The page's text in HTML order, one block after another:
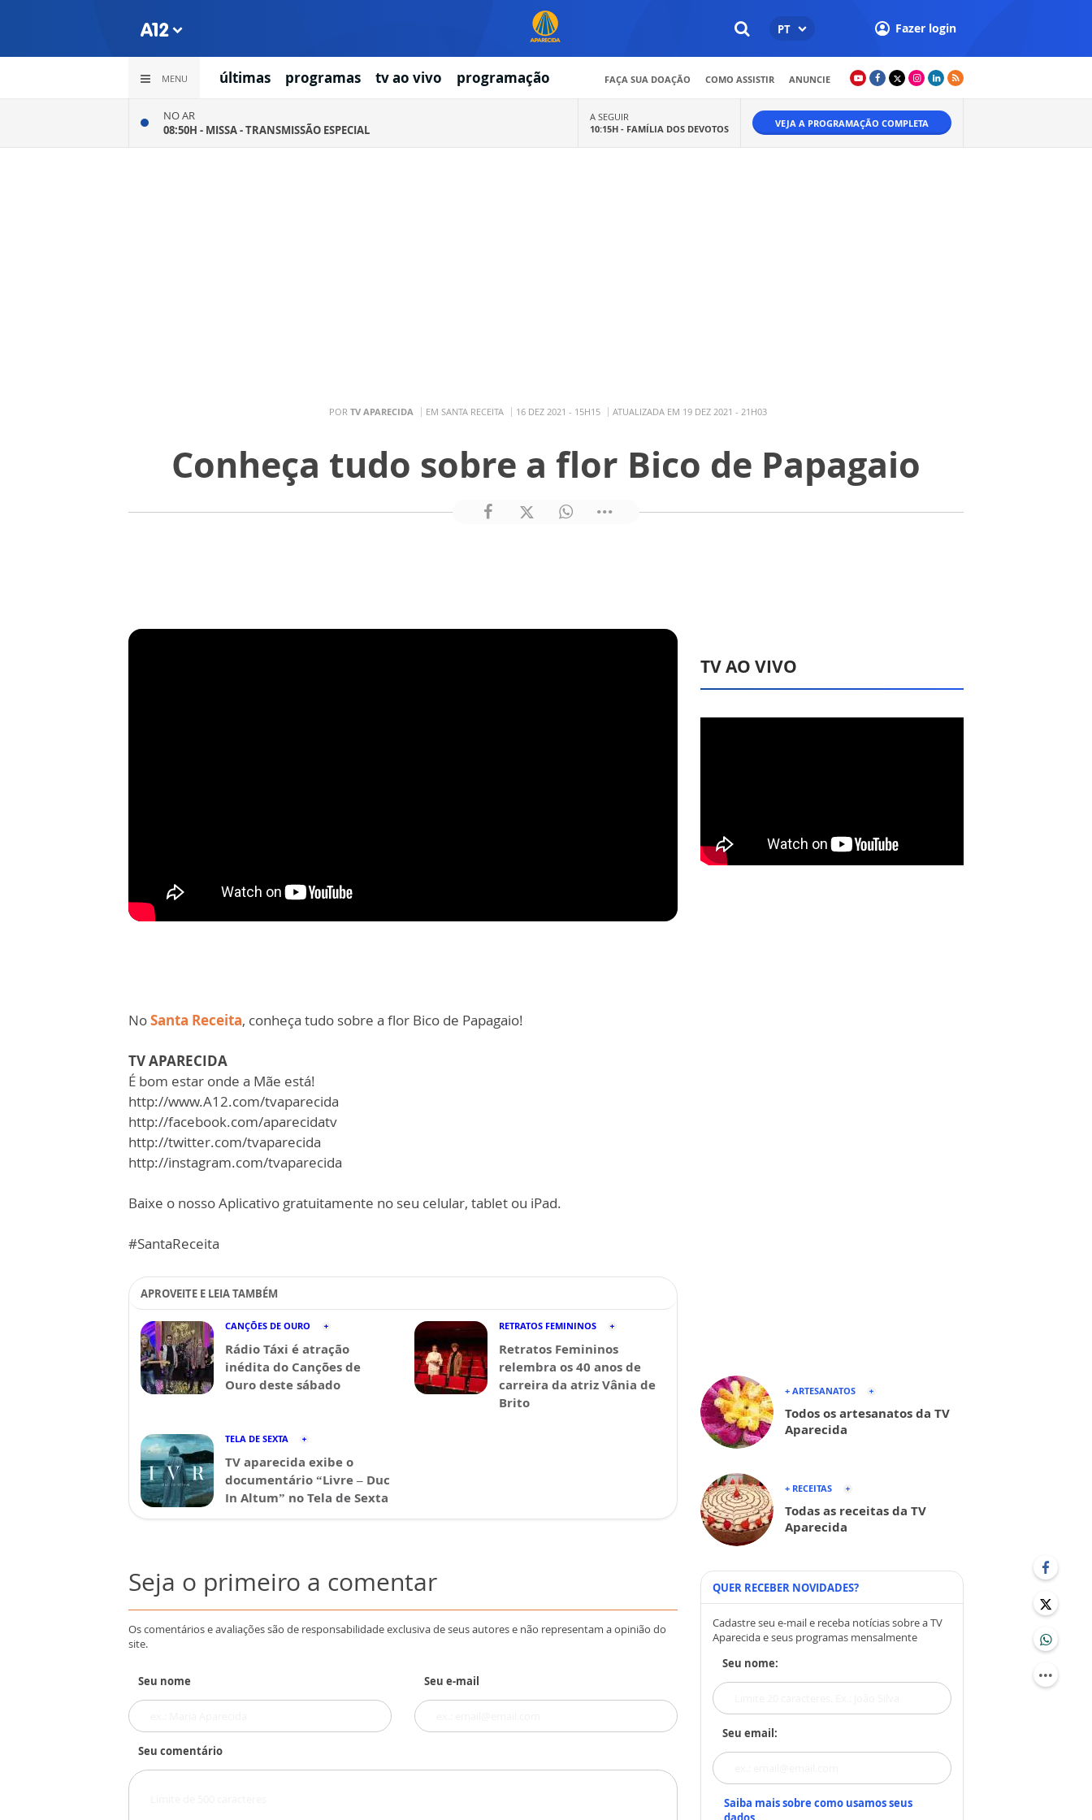
PT Fazer login
MENU últimas programas tv ao vivo programação FAÇA SUA DOAÇÃO COMO ASSISTIR ANUNCIE
NO AR
08:50H - MISSA - TRANSMISSÃO ESPECIAL
A SEGUIR
10:15H - FAMÍLIA DOS DEVOTOS VEJA A PROGRAMAÇÃO COMPLETA
POR TV APARECIDA EM SANTA RECEITA 16 DEZ 2021 - 15H15 ATUALIZADA EM 19 DEZ 2021 - 21H03
Conheça tudo sobre a flor Bico de Papagaio
NoSanta Receita, conheça tudo sobre a flor Bico de Papagaio!
TV APARECIDA
É bom estar onde a Mãe está!
http://www.A12.com/tvaparecida
http://facebook.com/aparecidatv
http://twitter.com/tvaparecida
http://instagram.com/tvaparecida
Baixe o nosso Aplicativo gratuitamente no seu celular, tablet ou iPad.
#SantaReceita
APROVEITE E LEIA TAMBÉM
CANÇÕES DE OURO
Rádio Táxi é atração
inédita do Canções de
Ouro deste sábado
RETRATOS FEMININOS
Retratos Femininos
relembra os 40 anos de
carreira da atriz Vânia de
Brito
TELA DE SEXTA
TV aparecida exibe o
documentário “Livre – Duc
In Altum” no Tela de Sexta
Seja o primeiro a comentar
Os comentários e avaliações são de responsabilidade exclusiva de seus autores e não representam a opinião do
site.
Seu nome Seu e-mail
Seu comentário
TV AO VIVO
+ ARTESANATOS
Todos os artesanatos da TV
Aparecida
+ RECEITAS
Todas as receitas da TV
Aparecida
QUER RECEBER NOVIDADES?
Cadastre seu e-mail e receba notícias sobre a TV
Aparecida e seus programas mensalmente
Seu nome:
Seu email:
Saiba mais sobre como usamos seus